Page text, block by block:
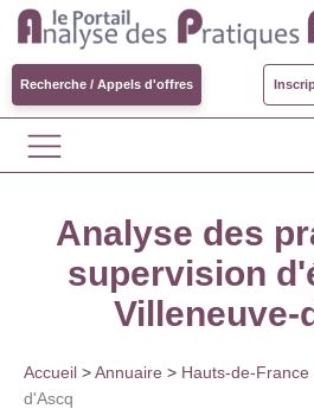
Recherche / Appels d'offres
Analyse des
supervision
Villeneuve-
Accueil >Annuaire > Hauts-de-France
d'Ascq